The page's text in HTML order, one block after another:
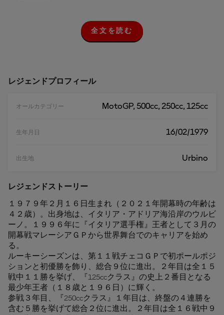
全
文
全文を読む
レジェンドプロフィール
オールカテゴリー MotoGP, 500cc, 250cc, 125cc
生年月日 16/02/1979
出生地 Urbino
レジェンドストーリー
１９７９年２月１６日生まれ（２０２１年開幕時の年齢は
４２歳）。出身地は、イタリア・アドリア海沿岸のウルビ
ーノ。１９９６年に『イタリア選手権』王者として３月の
開幕戦マレーシアＧＰから世界舞台でのキャリアを始め
る。
ルーキーシーズンは、第１１戦チェコＧＰで初ポールポジ
ションと初優勝を飾り、総合９位に進出。２年目は全１５
戦中１１勝を挙げ、『125ccクラス』の史上２番目となる
最少年王者（１８歳と１９６日）に輝く。
参戦３年目、『250ccクラス』１年目は、終盤の４連勝を
含む５勝を挙げて総合２位に進出。２年目は全１６戦中９